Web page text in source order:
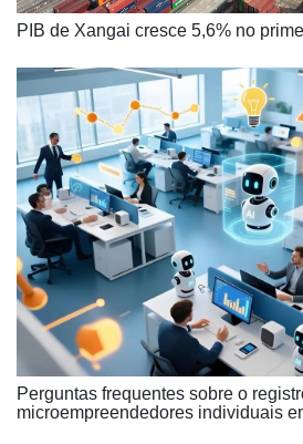
PIB de Xangai cresce 5,6% no
Perguntas frequentes sobre o
microempreendedores individuais